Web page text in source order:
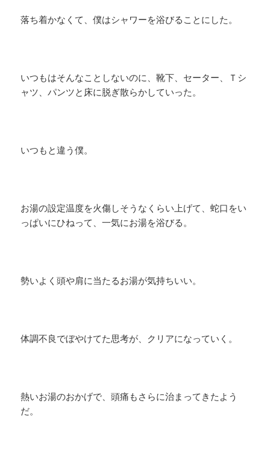
落ち着かなくて、僕はシャワーを浴びることにした。
いつもはそんなことしないのに、靴下、セーター、Ｔシ
ャツ、パンツと床に脱ぎ散らかしていった。
​いつもと違う僕。
お湯の設定温度を火傷しそうなくらい上げて、蛇口をい
っぱいにひねって、一気にお湯を浴びる。
勢いよく頭や肩に当たるお湯が気持ちいい。
体調不良でぼやけてた思考が、クリアになっていく。
熱いお湯のおかげで、頭痛もさらに治まってきたよう
だ。